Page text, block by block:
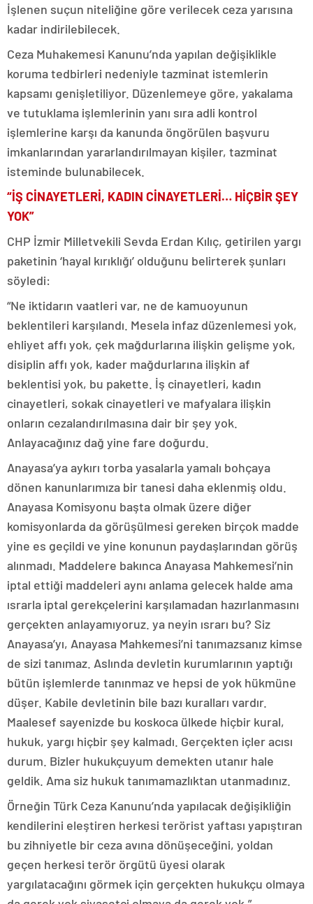
İşlenen suçun niteliğine göre verilecek ceza yarısına
kadar indirilebilecek.
Ceza Muhakemesi Kanunu’nda yapılan değişiklikle
koruma tedbirleri nedeniyle tazminat istemlerin
kapsamı genişletiliyor. Düzenlemeye göre, yakalama
ve tutuklama işlemlerinin yanı sıra adli kontrol
işlemlerine karşı da kanunda öngörülen başvuru
imkanlarından yararlandırılmayan kişiler, tazminat
isteminde bulunabilecek.
“İŞ CİNAYETLERİ, KADIN CİNAYETLERİ… HİÇBİR ŞEY
YOK”
CHP İzmir Milletvekili Sevda Erdan Kılıç, getirilen yargı
paketinin ‘hayal kırıklığı’ olduğunu belirterek şunları
söyledi:
“Ne iktidarın vaatleri var, ne de kamuoyunun
beklentileri karşılandı. Mesela infaz düzenlemesi yok,
ehliyet affı yok, çek mağdurlarına ilişkin gelişme yok,
disiplin affı yok, kader mağdurlarına ilişkin af
beklentisi yok, bu pakette. İş cinayetleri, kadın
cinayetleri, sokak cinayetleri ve mafyalara ilişkin
onların cezalandırılmasına dair bir şey yok.
Anlayacağınız dağ yine fare doğurdu.
Anayasa’ya aykırı torba yasalarla yamalı bohçaya
dönen kanunlarımıza bir tanesi daha eklenmiş oldu.
Anayasa Komisyonu başta olmak üzere diğer
komisyonlarda da görüşülmesi gereken birçok madde
yine es geçildi ve yine konunun paydaşlarından görüş
alınmadı. Maddelere bakınca Anayasa Mahkemesi’nin
iptal ettiği maddeleri aynı anlama gelecek halde ama
ısrarla iptal gerekçelerini karşılamadan hazırlanmasını
gerçekten anlayamıyoruz. ya neyin ısrarı bu? Siz
Anayasa’yı, Anayasa Mahkemesi’ni tanımazsanız kimse
de sizi tanımaz. Aslında devletin kurumlarının yaptığı
bütün işlemlerde tanınmaz ve hepsi de yok hükmüne
düşer. Kabile devletinin bile bazı kuralları vardır.
Maalesef sayenizde bu koskoca ülkede hiçbir kural,
hukuk, yargı hiçbir şey kalmadı. Gerçekten içler acısı
durum. Bizler hukukçuyum demekten utanır hale
geldik. Ama siz hukuk tanımamazlıktan utanmadınız.
Örneğin Türk Ceza Kanunu’nda yapılacak değişikliğin
kendilerini eleştiren herkesi terörist yaftası yapıştıran
bu zihniyetle bir ceza avına dönüşeceğini, yoldan
geçen herkesi terör örgütü üyesi olarak
yargılatacağını görmek için gerçekten hukukçu olmaya